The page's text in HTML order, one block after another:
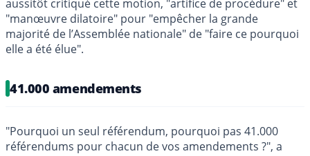
aussitôt critiqué cette motion, "artifice de procédure" et
"manœuvre dilatoire" pour "empêcher la grande
majorité de l’Assemblée nationale" de "faire ce pourquoi
elle a été élue".
41.000 amendements
"Pourquoi un seul référendum, pourquoi pas 41.000
référendums pour chacun de vos amendements ?", a